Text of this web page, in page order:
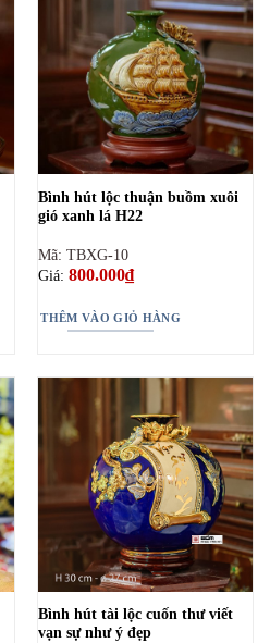
Bình hút lộc thuận buồm xuôi
gió xanh lá H22
Mã: TBXG-10
Giá: 800.000₫
THÊM VÀO GIỎ HÀNG
Bình hút tài lộc cuốn thư viết
vạn sự như ý đẹp